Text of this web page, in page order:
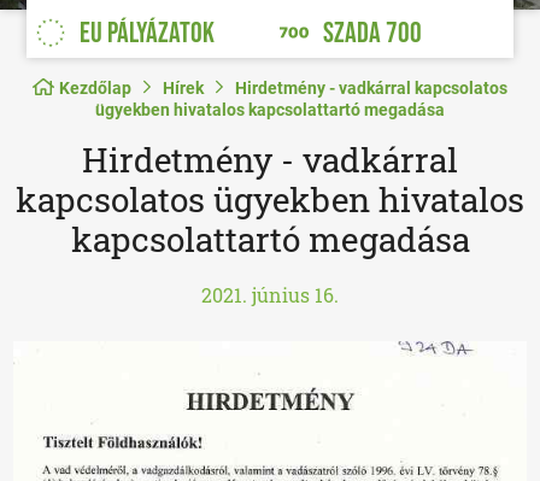
EU PÁLYÁZATOK
SZADA 700
Kezdőlap Hírek
Hirdetmény - vadkárral kapcsolatos
ügyekben hivatalos kapcsolattartó megadása
Hirdetmény - vadkárral
kapcsolatos ügyekben hivatalos
kapcsolattartó megadása
2021. június 16.